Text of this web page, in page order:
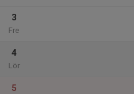
3
Fre
4
Lör
5